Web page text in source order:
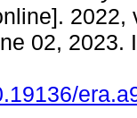
2022,
02, 2023.